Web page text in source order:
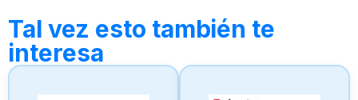
Tal vez esto también te
interesa